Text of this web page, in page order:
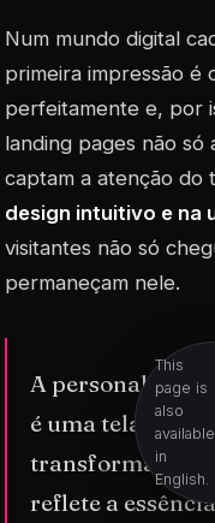
This
page is
also
available
in
English.
Num mundo digital
primeira impressão é
perfeitamente e, por
landing pages não
captam a atenção do
design intuitivo e na
visitantes não só
permaneçam nele.
A
é uma tela em
transformada
reflete a